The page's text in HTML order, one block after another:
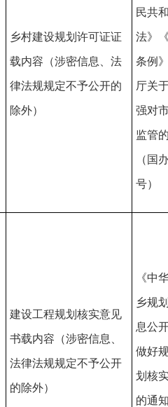
乡村建设规划许可证证
载内容（涉密信息、法
律法规规定不予公开的
除外）
民共
法》
条例
厅关
强对
监管
（国
号）
建设工程规划核实意见
书载内容（涉密信息、
法律法规规定不予公开
的除外）
《中
乡规
息公
做好
划核
的通